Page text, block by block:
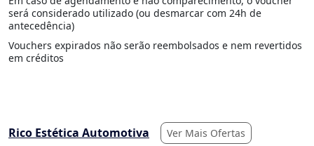
será considerado utilizado (ou desmarcar com 24h de
antecedência)
Vouchers expirados não serão reembolsados e nem revertidos
em créditos
Rico Estética Automotiva Ver Mais Ofertas